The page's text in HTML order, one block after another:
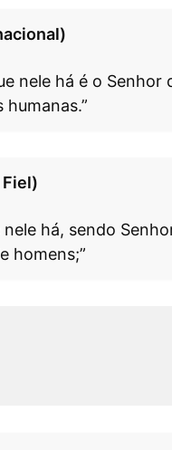
nele há é o Senhor
Fiel)
há, sendo
homens;”